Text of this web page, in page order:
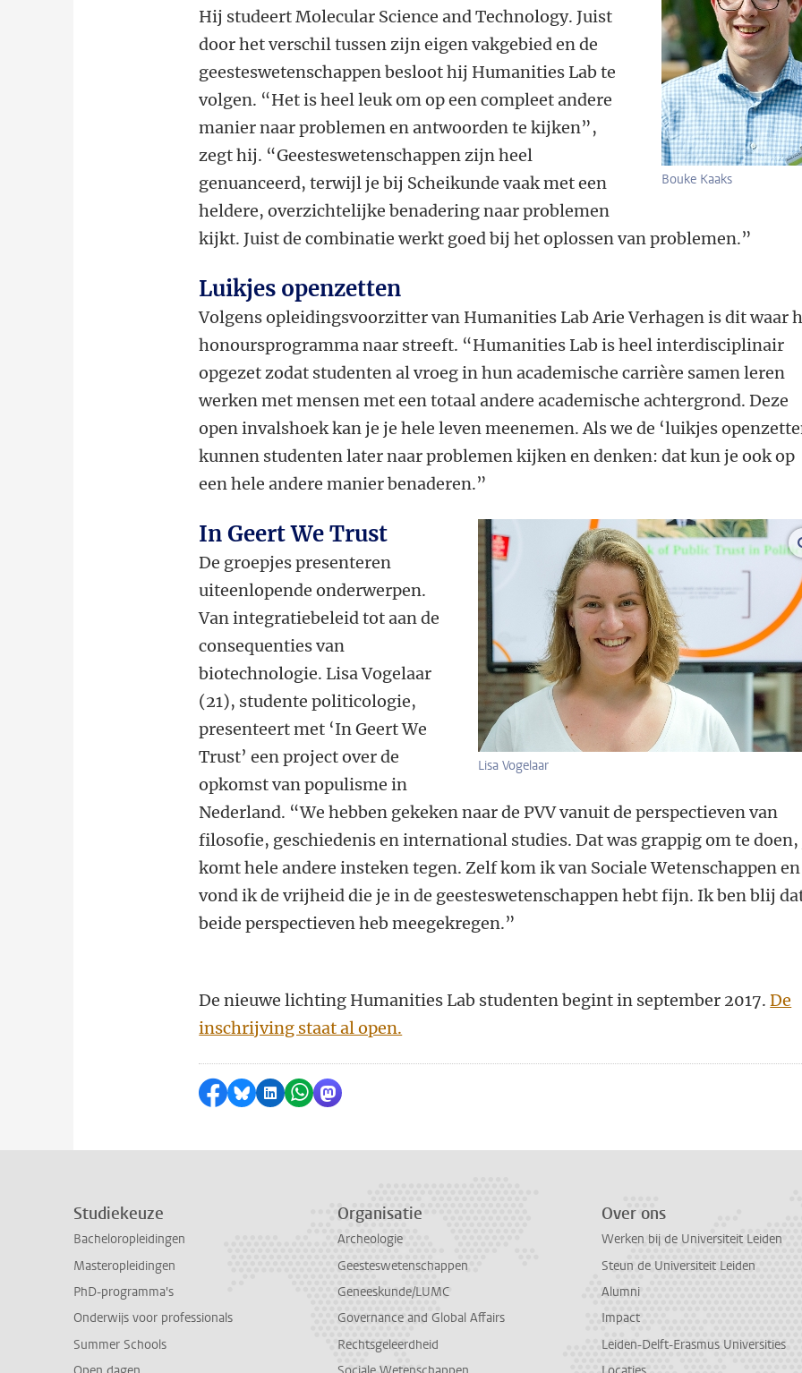
Bouke Kaaks
Hij studeert Molecular Science and Technology. Juist
door het verschil tussen zijn eigen vakgebied en de
geesteswetenschappen besloot hij Humanities Lab te
volgen. “Het is heel leuk om op een compleet andere
manier naar problemen en antwoorden te kijken”,
zegt hij. “Geesteswetenschappen zijn heel
genuanceerd, terwijl je bij Scheikunde vaak met een
heldere, overzichtelijke benadering naar problemen
kijkt. Juist de combinatie werkt goed bij het oplossen van problemen.”
Luikjes openzetten
Volgens opleidingsvoorzitter van Humanities Lab Arie Verhagen is dit waar
honoursprogramma naar streeft. “Humanities Lab is heel interdisciplinair
opgezet zodat studenten al vroeg in hun academische carrière samen leren
werken met mensen met een totaal andere academische achtergrond. Deze
open invalshoek kan je je hele leven meenemen. Als we de ‘luikjes
kunnen studenten later naar problemen kijken en denken: dat kun je ook op
een hele andere manier benaderen.”
Lisa Vogelaar
In Geert We Trust
De groepjes presenteren
uiteenlopende onderwerpen.
Van integratiebeleid tot aan de
consequenties van
biotechnologie. Lisa Vogelaar
(21), studente politicologie,
presenteert met ‘In Geert We
Trust’ een project over de
opkomst van populisme in
Nederland. “We hebben gekeken naar de PVV vanuit de perspectieven van
filosofie, geschiedenis en international studies. Dat was grappig om te doen,
komt hele andere insteken tegen. Zelf kom ik van Sociale Wetenschappen en
vond ik de vrijheid die je in de geesteswetenschappen hebt fijn. Ik ben blij
beide perspectieven heb meegekregen.”
De nieuwe lichting Humanities Lab studenten begint in september 2017.De
inschrijving staat al open.
Delen op Facebook
Delen via Bluesky
Delen op LinkedIn
Delen via WhatsApp
Delen via Mastodon
Studiekeuze
Bacheloropleidingen
Masteropleidingen
PhD-programma's
Onderwijs voor professionals
Summer Schools
Organisatie
Archeologie
Geesteswetenschappen
Geneeskunde/LUMC
Governance and Global Affairs
Rechtsgeleerdheid
Over ons
Werken bij de Universiteit Leiden
Steun de Universiteit Leiden
Alumni
Impact
Leiden-Delft-Erasmus Universities